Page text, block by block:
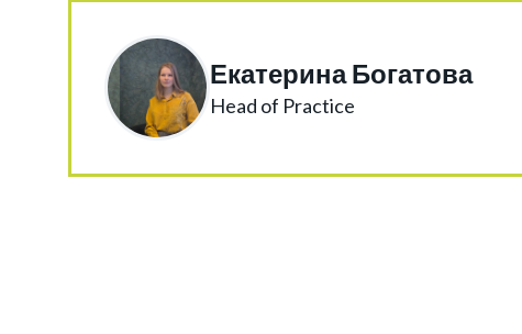
Екатерина Богатова
Head of Practice